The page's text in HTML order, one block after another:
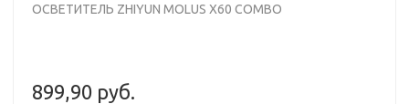
ОСВЕТИТЕЛЬ ZHIYUN MOLUS X60 COMBO
899,90 руб.